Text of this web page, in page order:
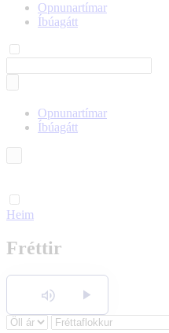
Opnunartímar
Íbúagátt
Opnunartímar
Íbúagátt
Heim
Fréttir
Hlusta